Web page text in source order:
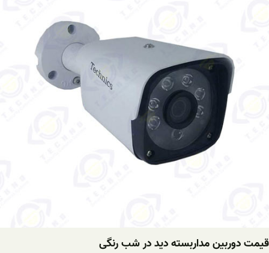
قیمت دوربین مداربسته دید در شب رنگی